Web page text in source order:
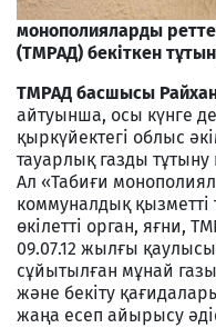
монополияларды
(ТМРАД) бекіткен
ТМРАД басшысы
айтуынша, осы күнге
қыркүйектегі облыс
тауарлық газды
Ал «Табиғи
коммуналдық
өкілетті орган, яғни,
09.07.12 жылғы
сұйытылған мұнай
және бекіту
жаңа есеп айырысу